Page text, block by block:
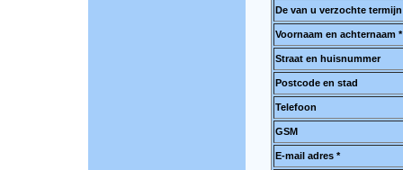
De van u verzochte termijn
Voornaam en achternaam *
Straat en huisnummer
Postcode en stad
Telefoon
GSM
E-mail adres *